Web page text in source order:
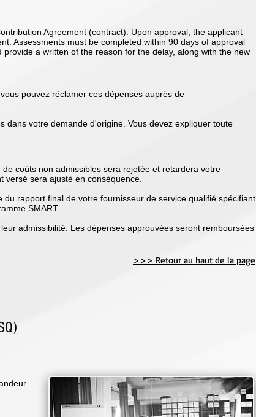
Agreement (contract). Upon approval, the applicant
Assessments must be completed within 90 days of approval
a written of the reason for the delay, along with the new
pouvez réclamer ces dépenses auprès de
dans votre demande d'origine. Vous devez expliquer toute
coûts non admissibles sera rejetée et retardera votre
sera ajusté en conséquence.
rapport final de votre fournisseur de service qualifié spécifiant
SMART.
admissibilité. Les dépenses approuvées seront remboursées
>>> Retour au haut de la page